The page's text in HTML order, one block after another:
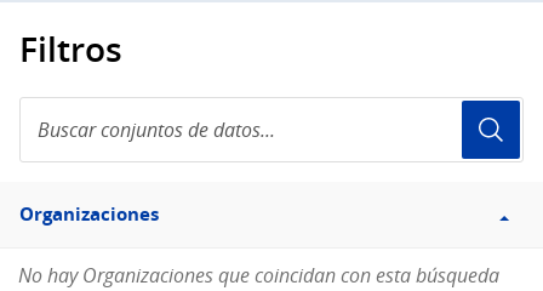
Filtros
conjuntos
de
Filtro
Organizaciones
Organizaciones
No hay Organizaciones que coincidan con esta búsqueda